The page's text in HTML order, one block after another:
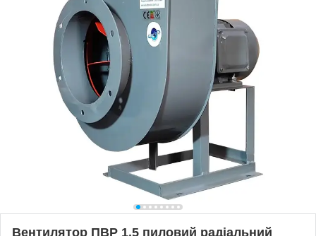
Вентилятор ПВР 1.5 пиловий радіальний